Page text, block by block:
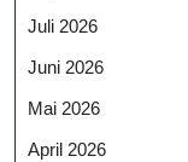
Juli 2026
Juni 2026
Mai 2026
April 2026